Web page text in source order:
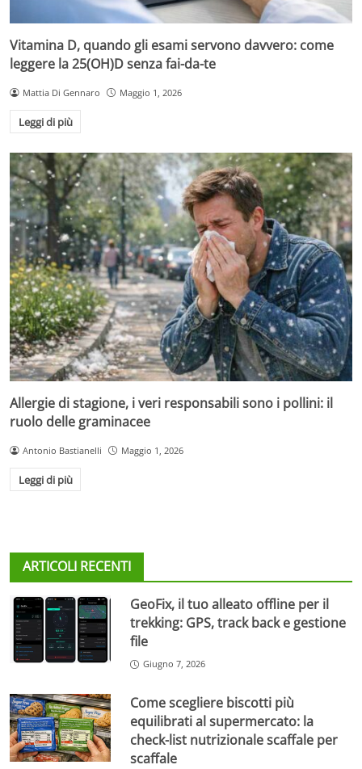
Vitamina D, quando gli esami servono davvero: come
leggere la 25(OH)D senza fai-da-te
Mattia Di Gennaro Maggio 1, 2026
Leggi di più
Allergie di stagione, i veri responsabili sono i pollini: il
ruolo delle graminacee
Antonio Bastianelli Maggio 1, 2026
Leggi di più
ARTICOLI RECENTI
GeoFix, il tuo alleato offline per il
trekking: GPS, track back e gestione
file
Giugno 7, 2026
Come scegliere biscotti più
equilibrati al supermercato: la
check-list nutrizionale scaffale per
scaffale